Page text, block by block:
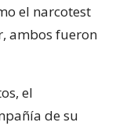
el narcotest
ambos fueron
el
de su